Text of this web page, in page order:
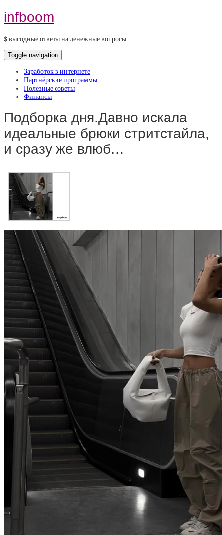
infboom
$ выгодные ответы на денежные вопросы
Toggle navigation
Заработок в интернете
Партнёрские программы
Полезные советы
Финансы
Подборка дня.Давно искала
идеальные брюки стритстайла,
и сразу же влюб…